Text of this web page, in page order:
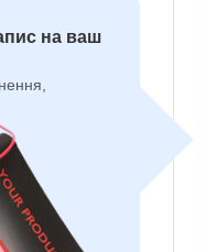
на ваш